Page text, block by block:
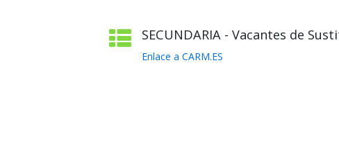
SECUNDARIA - Vacantes de
Enlace a CARM.ES